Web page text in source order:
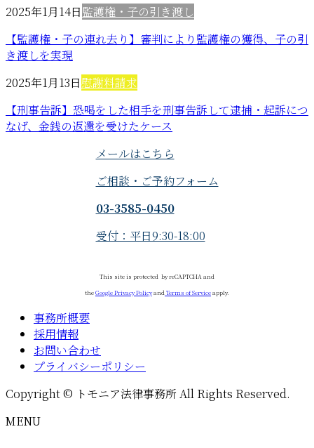
2025年1月14日監護権・子の引き渡し
【監護権・子の連れ去り】審判により監護権の獲得、子の引
き渡しを実現
2025年1月13日慰謝料請求
【刑事告訴】恐喝をした相手を刑事告訴して逮捕・起訴につ
なげ、金銭の返還を受けたケース
メールはこちら
ご相談・ご予約フォーム
03-3585-0450
受付：平日9:30-18:00
This site is protected by reCAPTCHA and
theGoogle Privacy PolicyandTerms of Serviceapply.
事務所概要
採用情報
お問い合わせ
プライバシーポリシー
Copyright © トモニア法律事務所 All Rights Reserved.
MENU